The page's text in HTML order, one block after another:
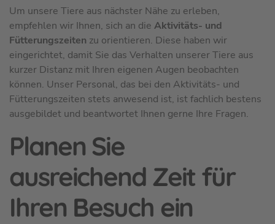
Um unsere Tiere aus nächster Nähe zu erleben,
empfehlen wir Ihnen, sich an die Aktivitäts- und
Fütterungszeiten zu orientieren. Diese haben wir
eingerichtet, damit Sie das Verhalten unserer Tiere aus
kurzer Distanz mit Ihren eigenen Augen beobachten
können. Unser Personal, das bei den Aktivitäts- und
Fütterungszeiten stets anwesend ist, ist fachlich bestens
ausgebildet und beantwortet Ihnen gerne Ihre Fragen.
Planen Sie
ausreichend Zeit für
Ihren Besuch ein